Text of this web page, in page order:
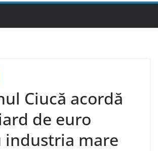
Ciucă acordă
de euro
industria mare